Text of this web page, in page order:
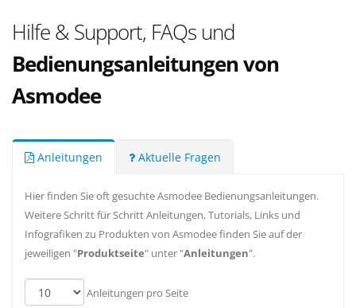
Hilfe & Support, FAQs und
Bedienungsanleitungen von
Asmodee
Anleitungen Aktuelle Fragen
Hier finden Sie oft gesuchte Asmodee Bedienungsanleitungen.
Weitere Schritt für Schritt Anleitungen, Tutorials, Links und
Infografiken zu Produkten von Asmodee finden Sie auf der
jeweiligen "Produktseite" unter "Anleitungen".
Anleitungen pro Seite